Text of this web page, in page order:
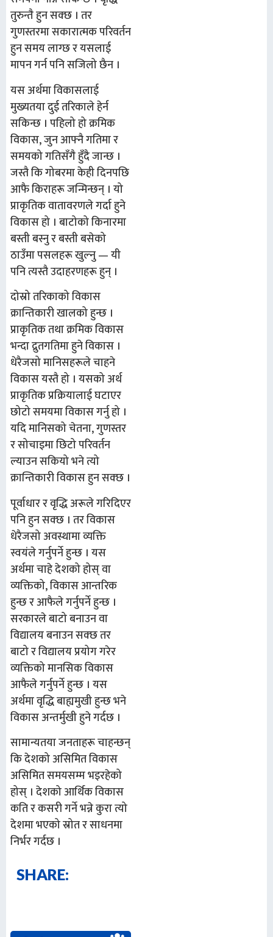
तुरुन्तै हुन सक्छ । तर
गुणस्तरमा सकारात्मक परिवर्तन
हुन समय लाग्छ र यसलाई
मापन गर्न पनि सजिलो छैन ।
यस अर्थमा विकासलाई
मुख्यतया दुई तरिकाले हेर्न
सकिन्छ । पहिलो हो क्रमिक
विकास, जुन आफ्नै गतिमा र
समयको गतिसँगै हुँदै जान्छ ।
जस्तै कि गोबरमा केही दिनपछि
आफै किराहरू जन्मिन्छन् । यो
प्राकृतिक वातावरणले गर्दा हुने
विकास हो । बाटोको किनारमा
बस्ती बस्नु र बस्ती बसेको
ठाउँमा पसलहरू खुल्नु — यी
पनि त्यस्तै उदाहरणहरू हुन् ।
दोस्रो तरिकाको विकास
क्रान्तिकारी खालको हुन्छ ।
प्राकृतिक तथा क्रमिक विकास
भन्दा द्रुतगतिमा हुने विकास ।
धेरैजसो मानिसहरूले चाहने
विकास यस्तै हो । यसको अर्थ
प्राकृतिक प्रक्रियालाई घटाएर
छोटो समयमा विकास गर्नु हो ।
यदि मानिसको चेतना, गुणस्तर
र सोचाइमा छिटो परिवर्तन
ल्याउन सकियो भने त्यो
क्रान्तिकारी विकास हुन सक्छ ।
पूर्वाधार र वृद्धि अरूले गरिदिएर
पनि हुन सक्छ । तर विकास
धेरैजसो अवस्थामा व्यक्ति
स्वयंले गर्नुपर्ने हुन्छ । यस
अर्थमा चाहे देशको होस् वा
व्यक्तिको, विकास आन्तरिक
हुन्छ र आफैले गर्नुपर्ने हुन्छ ।
सरकारले बाटो बनाउन वा
विद्यालय बनाउन सक्छ तर
बाटो र विद्यालय प्रयोग गरेर
व्यक्तिको मानसिक विकास
आफैले गर्नुपर्ने हुन्छ । यस
अर्थमा वृद्धि बाह्यमुखी हुन्छ भने
विकास अन्तर्मुखी हुने गर्दछ ।
सामान्यतया जनताहरू चाहन्छन्
कि देशको असिमित विकास
असिमित समयसम्म भइरहेको
होस् । देशको आर्थिक विकास
कति र कसरी गर्ने भन्ने कुरा त्यो
देशमा भएको स्रोत र साधनमा
निर्भर गर्दछ ।
SHARE: